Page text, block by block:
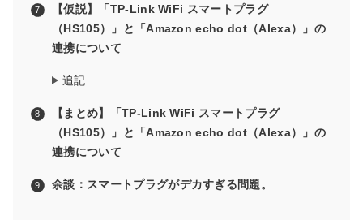
【仮説】「TP-Link WiFi スマートプラグ
（HS105）」と「Amazon echo dot（Alexa）」の
連携について
追記
【まとめ】「TP-Link WiFi スマートプラグ
（HS105）」と「Amazon echo dot（Alexa）」の
連携について
余談：スマートプラグがデカすぎる問題。